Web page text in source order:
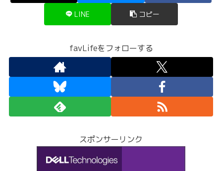
LINE コピー
favLifeをフォローする
スポンサーリンク